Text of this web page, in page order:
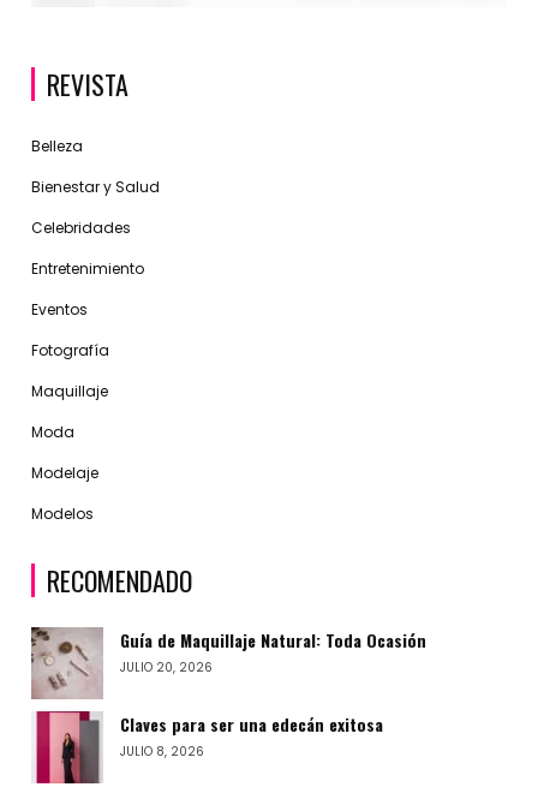
REVISTA
Belleza
Bienestar y Salud
Celebridades
Entretenimiento
Eventos
Fotografía
Maquillaje
Moda
Modelaje
Modelos
RECOMENDADO
Guía de Maquillaje Natural: Toda Ocasión
JULIO 20, 2026
Claves para ser una edecán exitosa
JULIO 8, 2026